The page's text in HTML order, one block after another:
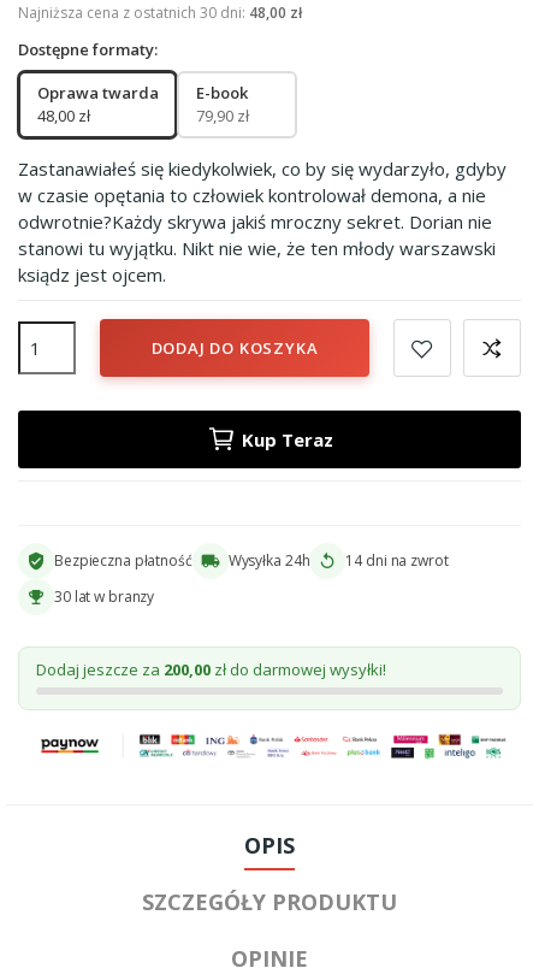
Najniższa cena z ostatnich 30 dni: 48,00 zł
Dostępne formaty:
Oprawa twarda
48,00 zł
E-book
79,90 zł
Zastanawiałeś się kiedykolwiek, co by się wydarzyło, gdyby
w czasie opętania to człowiek kontrolował demona, a nie
odwrotnie?Każdy skrywa jakiś mroczny sekret. Dorian nie
stanowi tu wyjątku. Nikt nie wie, że ten młody warszawski
ksiądz jest ojcem.
DODAJ DO KOSZYKA
Kup Teraz
verified_user Bezpieczna płatność local_shipping Wysyłka 24h replay 14 dni na zwrot
emoji_events 30 lat w branzy
Dodaj jeszcze za 200,00 zł do darmowej wysyłki!
OPIS
SZCZEGÓŁY PRODUKTU
OPINIE